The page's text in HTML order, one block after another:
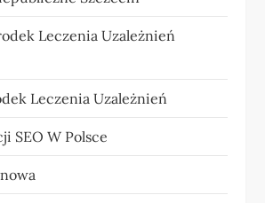
Leczenia Uzależnień
Leczenia Uzależnień
SEO W Polsce